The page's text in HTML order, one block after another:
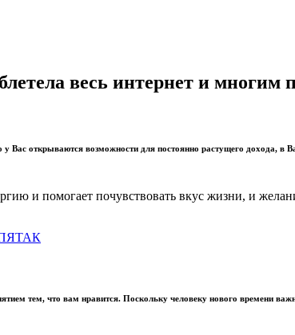
весь интернет и
у Вас открываются возможности для постоянно растущего дохода, в
и помогает почувствовать вкус жизни, и
тем, что вам нравится. Поскольку человеку нового времени